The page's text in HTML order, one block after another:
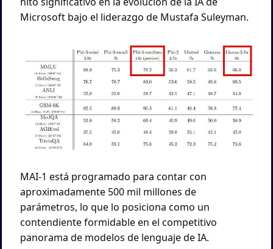
Microsoft bajo el liderazgo de Mustafa Suleyman.
MAI-1 está programado para contar con
aproximadamente 500 mil millones de
parámetros, lo que lo posiciona como un
contendiente formidable en el competitivo
panorama de modelos de lenguaje de IA.